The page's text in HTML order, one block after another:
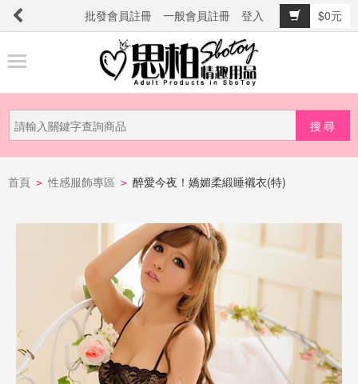
批發會員註冊 一般會員註冊 登入
$0元
品
新
品
市
騙
電
話
首頁 > 性感服飾專區 > 醉愛今夜！嬌媚柔緞睡襯衣(特)